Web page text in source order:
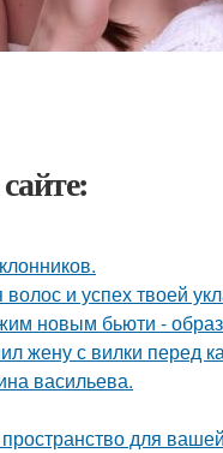
и успех твоей
новым бьюти -
жену с вилки перед
васильева.
для